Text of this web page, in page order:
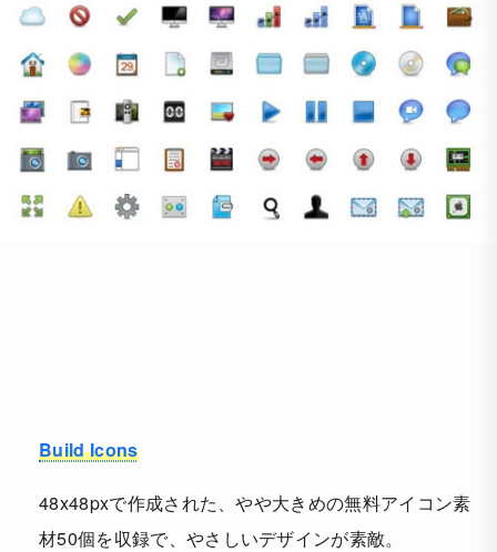
Build Icons
48x48pxで作成された、やや大きめの無料アイコン素
材50個を収録で、やさしいデザインが素敵。